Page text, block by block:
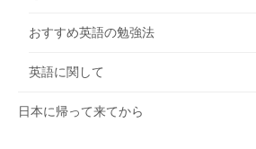
おすすめ英語の勉強法
英語に関して
日本に帰って来てから